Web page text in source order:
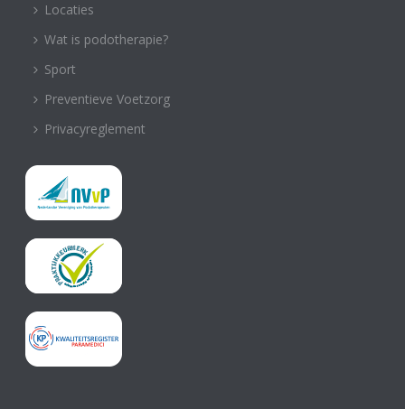
Locaties
Wat is podotherapie?
Sport
Preventieve Voetzorg
Privacyreglement